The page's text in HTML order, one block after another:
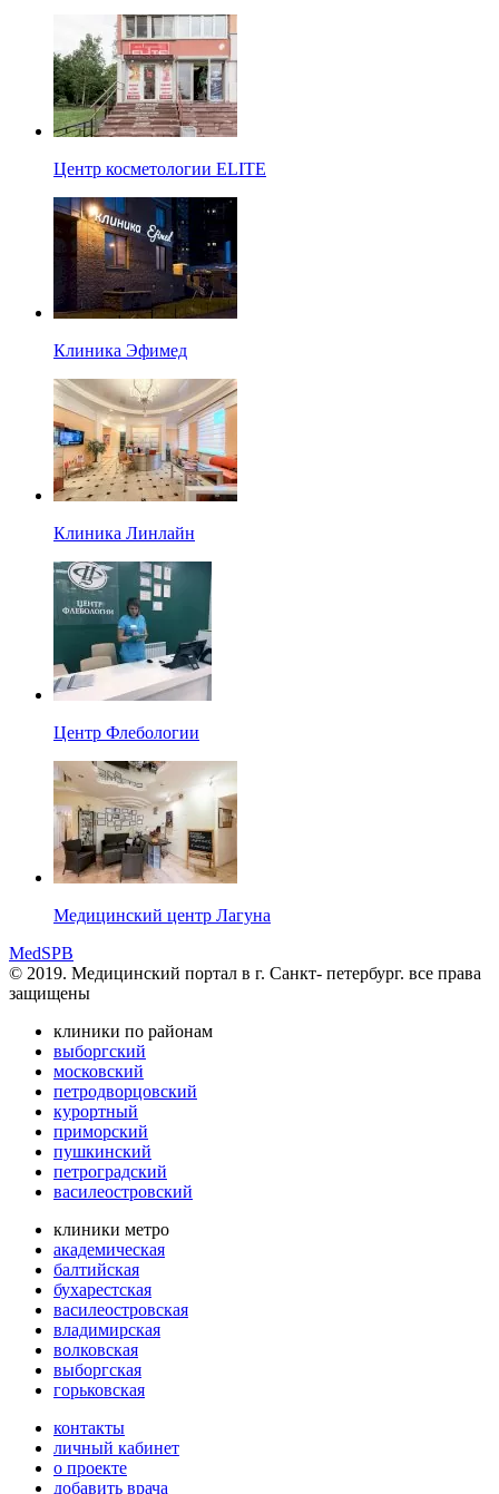
Центр косметологии ELITE
Клиника Эфимед
Клиника Линлайн
Центр Флебологии
Медицинский центр Лагуна
MedSPB
© 2019. Медицинский портал в г. Санкт- петербург. все права
защищены
клиники по районам
выборгский
московский
петродворцовский
курортный
приморский
пушкинский
петроградский
василеостровский
клиники метро
академическая
балтийская
бухарестская
василеостровская
владимирская
волковская
выборгская
горьковская
контакты
личный кабинет
о проекте
добавить врача